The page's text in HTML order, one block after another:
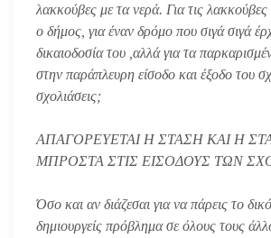
λακκούβες με τα νερά. Για τις λακκούβες
ο δήμος, για έναν δρόμο που σιγά σιγά
δικαιοδοσία του ,αλλά για τα
στην παράπλευρη είσοδο και έξοδο του
σχολιάσεις;
ΑΠΑΓΟΡΕΥΕΤΑΙ Η ΣΤΑΣΗ ΚΑΙ Η
ΜΠΡΟΣΤΑ ΣΤΙΣ ΕΙΣΟΔΟΥΣ ΤΩΝ
Όσο και αν διάζεσαι για να πάρεις το
δημιουργείς πρόβλημα σε όλους τους